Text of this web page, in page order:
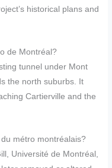
historical plans and
de Montréal?
tunnel under Mont
the north suburbs. It
Cartierville and the
métro montréalais?
Université de Montréal,